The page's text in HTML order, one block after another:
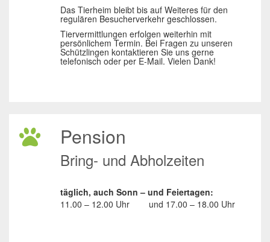
Das Tierheim bleibt bis auf Weiteres für den
regulären Besucherverkehr geschlossen.
Tiervermittlungen erfolgen weiterhin mit
persönlichem Termin. Bei Fragen zu unseren
Schützlingen kontaktieren Sie uns gerne
telefonisch oder per E-Mail. Vielen Dank!
Pension
Bring- und Abholzeiten
täglich, auch Sonn – und Feiertagen:
11.00 – 12.00 Uhr
und 17.00 – 18.00 Uhr